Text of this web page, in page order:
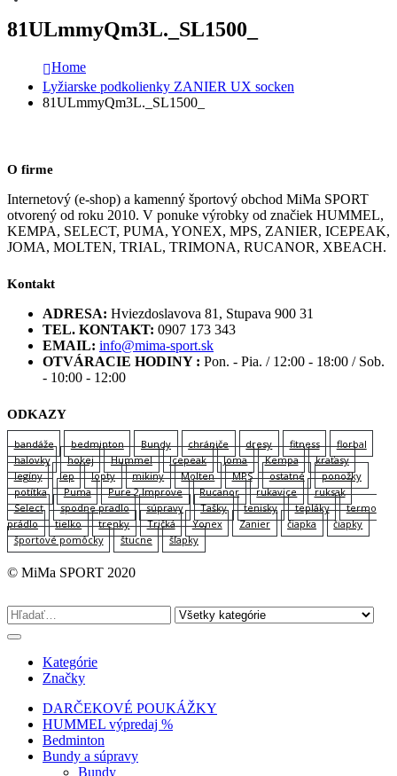
81ULmmyQm3L._SL1500_
Home
Lyžiarske podkolienky ZANIER UX socken
81ULmmyQm3L._SL1500_
O firme
Internetový (e-shop) a kamenný športový obchod MiMa SPORT
otvorený od roku 2010. V ponuke výrobky od značiek HUMMEL,
KEMPA, SELECT, PUMA, YONEX, MPS, ZANIER, ICEPEAK,
JOMA, MOLTEN, TRIAL, TRIMONA, RUCANOR, XBEACH.
Kontakt
ADRESA: Hviezdoslavova 81, Stupava 900 31
TEL. KONTAKT: 0907 173 343
EMAIL: info@mima-sport.sk
OTVÁRACIE HODINY : Pon. - Pia. / 12:00 - 18:00 / Sob.
- 10:00 - 12:00
ODKAZY
bandáže bedminton Bundy chrániče dresy fitness
florbal
halovky
hokej Hummel Icepeak Joma Kempa
kraťasy
legíny
lep lopty mikiny Molten MPS ostatné
ponožky
potítka
Puma Pure 2 Improve Rucanor rukavice
ruksak
Select
spodne pradlo súpravy Tašky tenisky tepláky
termo
prádlo
tielko trenky Tričká Yonex Zanier čiapka
čiapky
športové pomôcky
štucne šľapky
© MiMa SPORT 2020
Kategórie
Značky
DARČEKOVÉ POUKÁŽKY
HUMMEL výpredaj %
Bedminton
Bundy a súpravy
Bundy